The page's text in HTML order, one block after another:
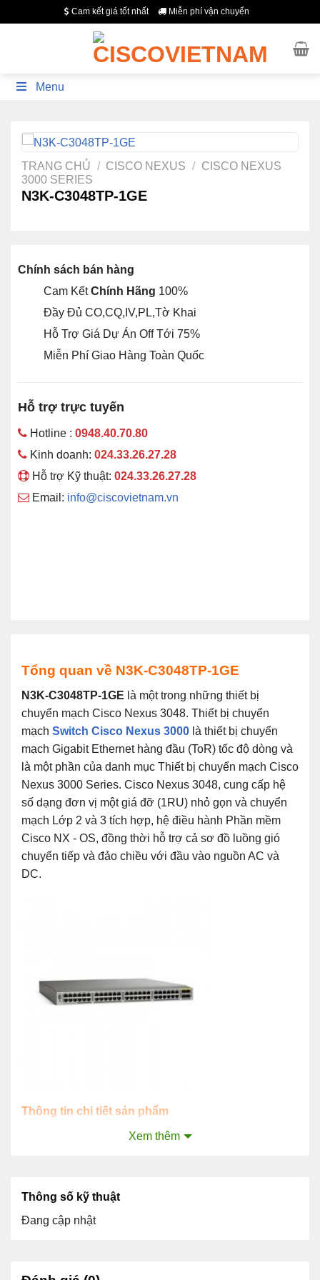
qua
Cam kết giá tốt nhất Miễn phí vận chuyển
Menu
TRANG CHỦ / CISCO NEXUS / CISCO NEXUS
3000 SERIES
N3K-C3048TP-1GE
Chính sách bán hàng
Cam KếtChính Hãng 100%
Đầy Đủ CO,CQ,IV,PL,Tờ Khai
Hỗ Trợ Giá Dự Án Off Tới 75%
Miễn Phí Giao Hàng Toàn Quốc
Hỗ trợ trực tuyến
Hotline : 0948.40.70.80
Kinh doanh: 024.33.26.27.28
Hỗ trợ Kỹ thuật: 024.33.26.27.28
Email: info@ciscovietnam.vn
Tổng quan về N3K-C3048TP-1GE
N3K-C3048TP-1GE là một trong những thiết bị
chuyển mạch Cisco Nexus 3048. Thiết bị chuyển
mạch Switch Cisco Nexus 3000 là thiết bị chuyển
mạch Gigabit Ethernet hàng đầu (ToR) tốc độ dòng và
là một phần của danh mục Thiết bị chuyển mạch Cisco
Nexus 3000 Series. Cisco Nexus 3048, cung cấp hệ
số dạng đơn vị một giá đỡ (1RU) nhỏ gọn và chuyển
mạch Lớp 2 và 3 tích hợp, hệ điều hành Phần mềm
Cisco NX ‑ OS, đồng thời hỗ trợ cả sơ đồ luồng gió
chuyển tiếp và đảo chiều với đầu vào nguồn AC và
DC.
Thông tin chi tiết sản phẩm
Bảng cho thấy các loại cáp và quang học được hỗ
Mô-đun 10GBASE-SR SFP
Xem thêm
Thông số kỹ thuật
Đang cập nhật